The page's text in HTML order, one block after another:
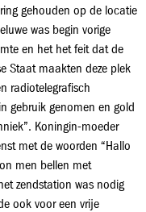
gehouden op de locatie
was begin vorige
en het het feit dat de
Staat maakten deze plek
radiotelegrafisch
gebruik genomen en gold
Koningin-moeder
met de woorden “Hallo
men bellen met
zendstation was nodig
ook voor een vrije